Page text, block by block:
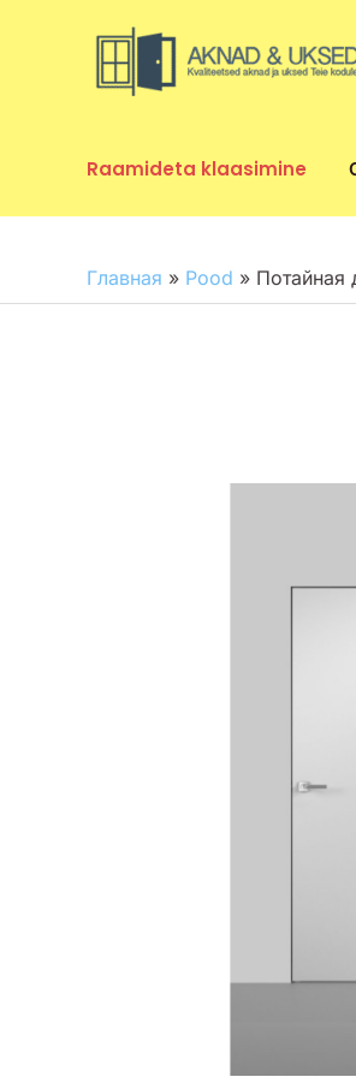
Raamideta klaasimine
Главная » Pood » Потайная